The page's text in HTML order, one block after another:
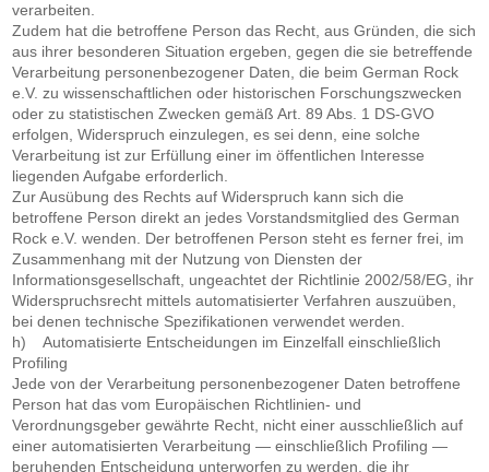
verarbeiten.
Zudem hat die betroffene Person das Recht, aus Gründen, die sich
aus ihrer besonderen Situation ergeben, gegen die sie betreffende
Verarbeitung personenbezogener Daten, die beim German Rock
e.V. zu wissenschaftlichen oder historischen Forschungszwecken
oder zu statistischen Zwecken gemäß Art. 89 Abs. 1 DS-GVO
erfolgen, Widerspruch einzulegen, es sei denn, eine solche
Verarbeitung ist zur Erfüllung einer im öffentlichen Interesse
liegenden Aufgabe erforderlich.
Zur Ausübung des Rechts auf Widerspruch kann sich die
betroffene Person direkt an jedes Vorstandsmitglied des German
Rock e.V. wenden. Der betroffenen Person steht es ferner frei, im
Zusammenhang mit der Nutzung von Diensten der
Informationsgesellschaft, ungeachtet der Richtlinie 2002/58/EG, ihr
Widerspruchsrecht mittels automatisierter Verfahren auszuüben,
bei denen technische Spezifikationen verwendet werden.
h) Automatisierte Entscheidungen im Einzelfall einschließlich
Profiling
Jede von der Verarbeitung personenbezogener Daten betroffene
Person hat das vom Europäischen Richtlinien- und
Verordnungsgeber gewährte Recht, nicht einer ausschließlich auf
einer automatisierten Verarbeitung — einschließlich Profiling —
beruhenden Entscheidung unterworfen zu werden, die ihr